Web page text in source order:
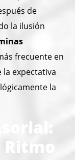
de
la ilusión
frecuente en
expectativa
la